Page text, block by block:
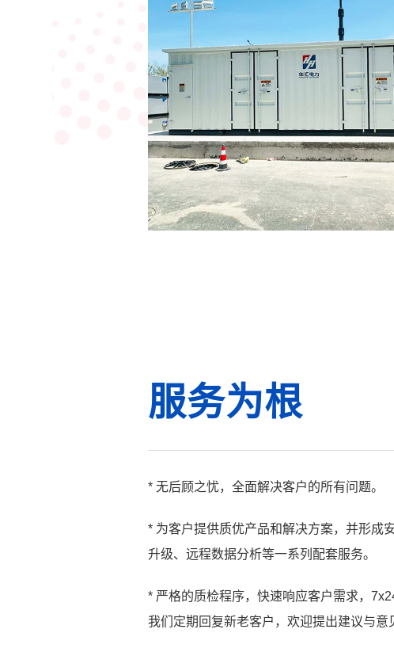
服务为根
* 无后顾之忧，全面解决客户的所有问题。
* 为客户提供质优产品和解决方案，并形成
升级、远程数据分析等一系列配套服务。
* 严格的质检程序，快速响应客户需求，
我们定期回复新老客户，欢迎提出建议与意